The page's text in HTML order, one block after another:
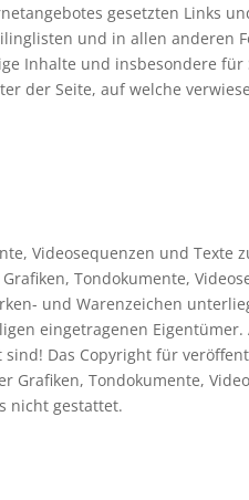
gesetzten Links
und in allen anderen
Inhalte und insbesondere für
der Seite, auf welche
Videosequenzen und Texte
Tondokumente,
und Warenzeichen
eingetragenen
Das Copyright für
Grafiken, Tondokumente,
nicht gestattet.